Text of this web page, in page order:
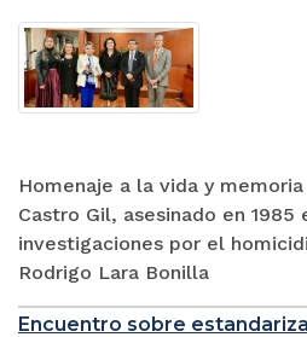
Homenaje a la vida y
Castro Gil, asesinado en 1985
investigaciones por el
Rodrigo Lara Bonilla
Encuentro sobre